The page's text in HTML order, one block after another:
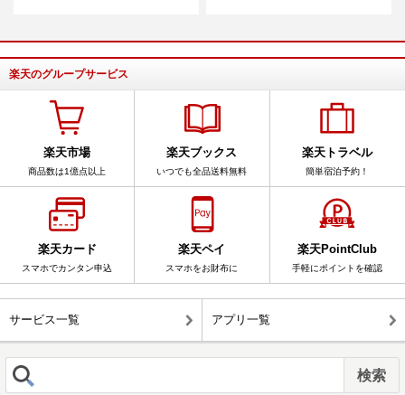
楽天のグループサービス
楽天市場
商品数は1億点以上
楽天ブックス
いつでも全品送料無料
楽天トラベル
簡単宿泊予約！
楽天カード
スマホでカンタン申込
楽天ペイ
スマホをお財布に
楽天PointClub
手軽にポイントを確認
サービス一覧 アプリ一覧